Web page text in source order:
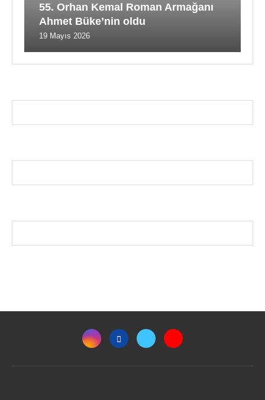
55. Orhan Kemal Roman Armağanı
Ahmet Büke’nin oldu
19 Mayıs 2026